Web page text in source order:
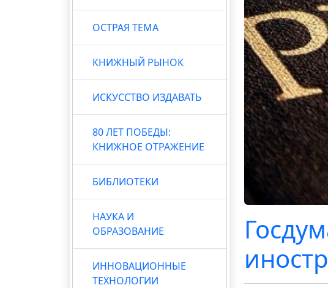
ОСТРАЯ ТЕМА
КНИЖНЫЙ РЫНОК
ИСКУССТВО ИЗДАВАТЬ
80 ЛЕТ ПОБЕДЫ:
КНИЖНОЕ ОТРАЖЕНИЕ
БИБЛИОТЕКИ
НАУКА И
ОБРАЗОВАНИЕ
ИННОВАЦИОННЫЕ
ТЕХНОЛОГИИ